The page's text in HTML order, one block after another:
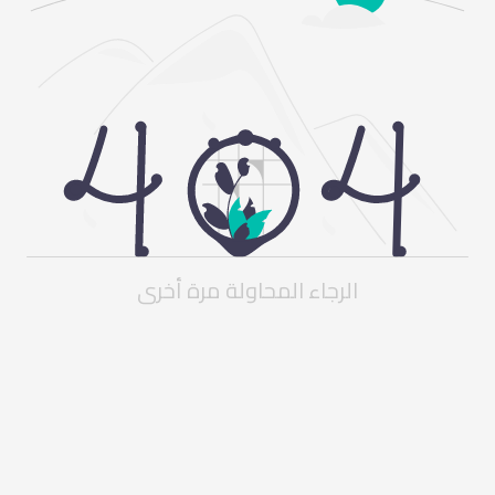
الرجاء المحاولة مرة أخرى